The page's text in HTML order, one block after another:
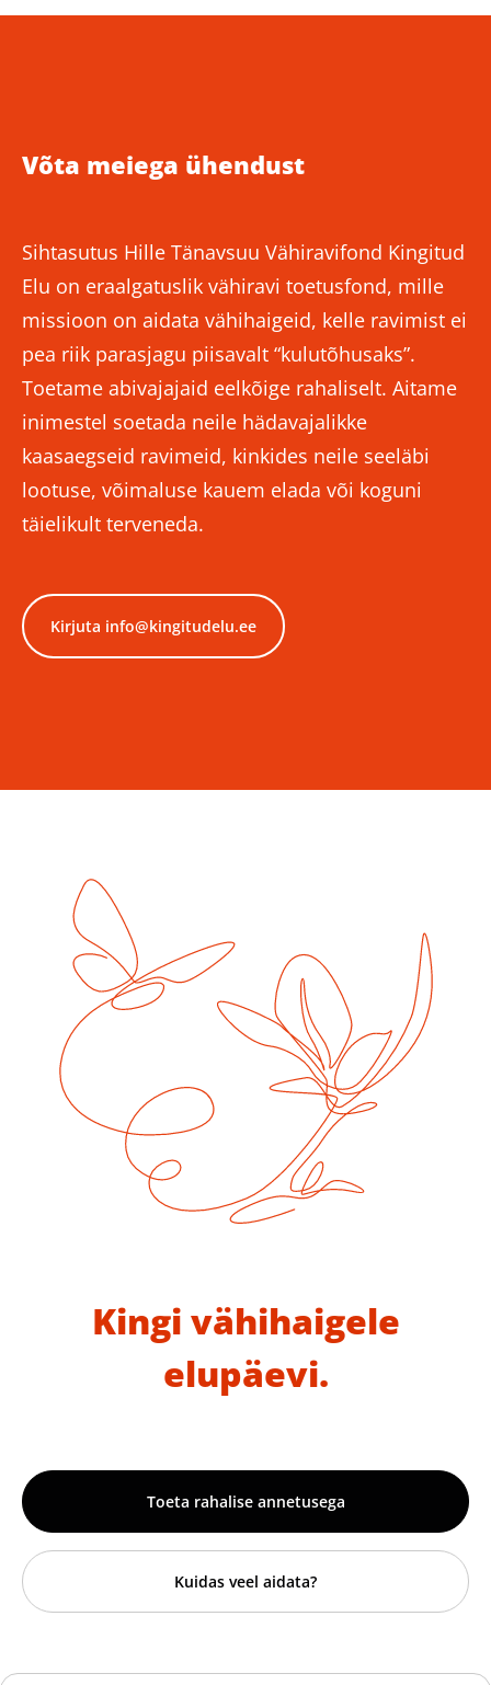
Võta meiega ühendust
Sihtasutus Hille Tänavsuu Vähiravifond Kingitud
Elu on eraalgatuslik vähiravi toetusfond, mille
missioon on aidata vähihaigeid, kelle ravimist ei
pea riik parasjagu piisavalt “kulutõhusaks”.
Toetame abivajajaid eelkõige rahaliselt. Aitame
inimestel soetada neile hädavajalikke
kaasaegseid ravimeid, kinkides neile seeläbi
lootuse, võimaluse kauem elada või koguni
täielikult terveneda.
Kirjuta info@kingitudelu.ee
Kingi vähihaigele
elupäevi.
Toeta rahalise annetusega
Kuidas veel aidata?